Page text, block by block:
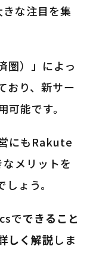
きな注目を集
圏）」によっ
おり、新サー
能です。
にもRakute
メリットを
ょう。
でできること
しく解説しま